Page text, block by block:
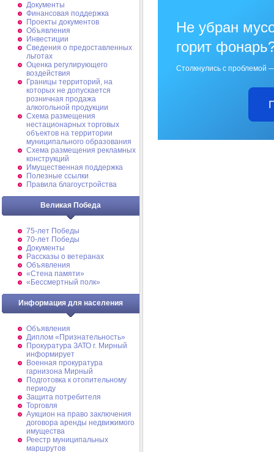
Документы
Финансовая поддержка
Проекты документов
Объявления
Инвестиции
Сведения о предоставленных
льготах
Оценка регулирующего
воздействия
Границы территорий, на
которых не допускается
розничная продажа
алкогольной продукции
Схема размещения
нестационарных торговых
объектов на территории
муниципального образования
Схема размещения рекламных
конструкций
Имущественная поддержка
Полезные ссылки
Правила благоустройства
Великая Победа
75-лет Победы
70-лет Победы
Документы
Рассказы о ветеранах
Объявления
«Стена памяти»
«Бессмертный полк»
Информация для населения
Объявления
Диплом «Признательность»
Прокуратура ЗАТО г. Мирный
информирует
Военная прокуратура
гарнизона Мирный
Подготовка к отопительному
периоду
Защита потребителя
Торговля
Аукцион на право заключения
договора аренды недвижимого
имущества
Реестр муниципальных
маршрутов
Не убран
горит
Столкнулись с проблемой